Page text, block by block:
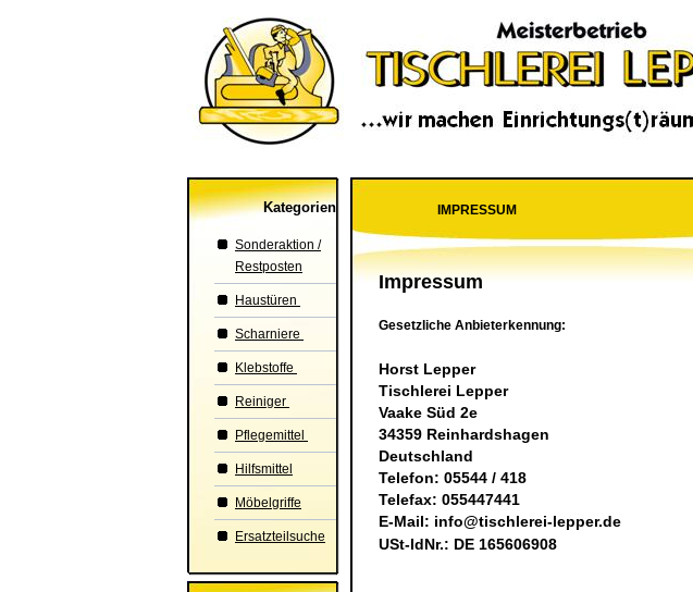
Kategorien
Sonderaktion /
Restposten
Haustüren
Scharniere
Klebstoffe
Reiniger
Pflegemittel
Hilfsmittel
Möbelgriffe
Ersatzteilsuche
IMPRESSUM
Impressum
Gesetzliche Anbieterkennung:
Horst Lepper
Tischlerei Lepper
Vaake Süd 2e
34359 Reinhardshagen
Deutschland
Telefon: 05544 / 418
Telefax: 055447441
E-Mail: info@tischlerei-lepper.de
USt-IdNr.: DE 165606908